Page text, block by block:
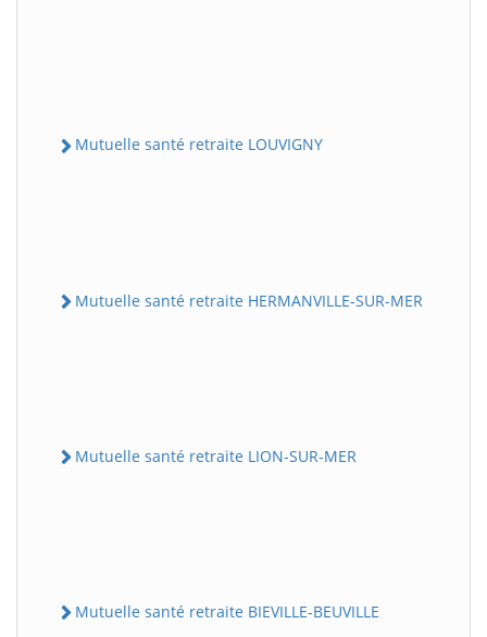
Mutuelle santé retraite LOUVIGNY
Mutuelle santé retraite HERMANVILLE-SUR-MER
Mutuelle santé retraite LION-SUR-MER
Mutuelle santé retraite BIEVILLE-BEUVILLE